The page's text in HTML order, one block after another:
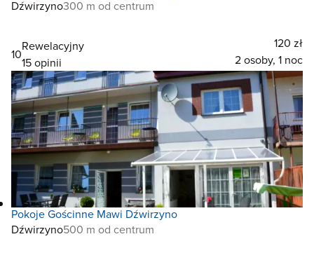
Dźwirzyno300 m od centrum
10
Rewelacyjny
15 opinii
120 zł
2 osoby, 1 noc
Pokoje Gościnne Mawi Dźwirzyno
Dźwirzyno500 m od centrum